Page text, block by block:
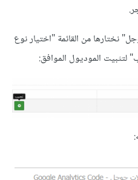
نختارها من القائمة "اختيار نوع
لتثبيت الموديول الموافق: